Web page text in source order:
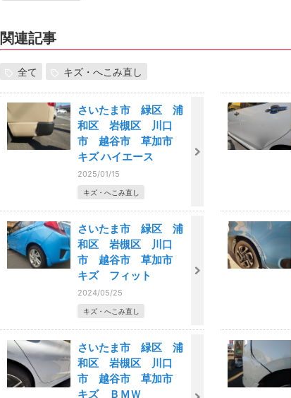
関連記事
全て キズ・へこみ直し
さいたま市 緑区 浦
和区 岩槻区 川口
市 越谷市 草加市
キズ ハイエース
2025/01/15
キズ・へこみ直し
さいたま市 緑区 浦
和区 岩槻区 川口
市 越谷市 草加市
キズ フィット
2024/05/25
キズ・へこみ直し
さいたま市 緑区 浦
和区 岩槻区 川口
市 越谷市 草加市
キズ ＢＭＷ